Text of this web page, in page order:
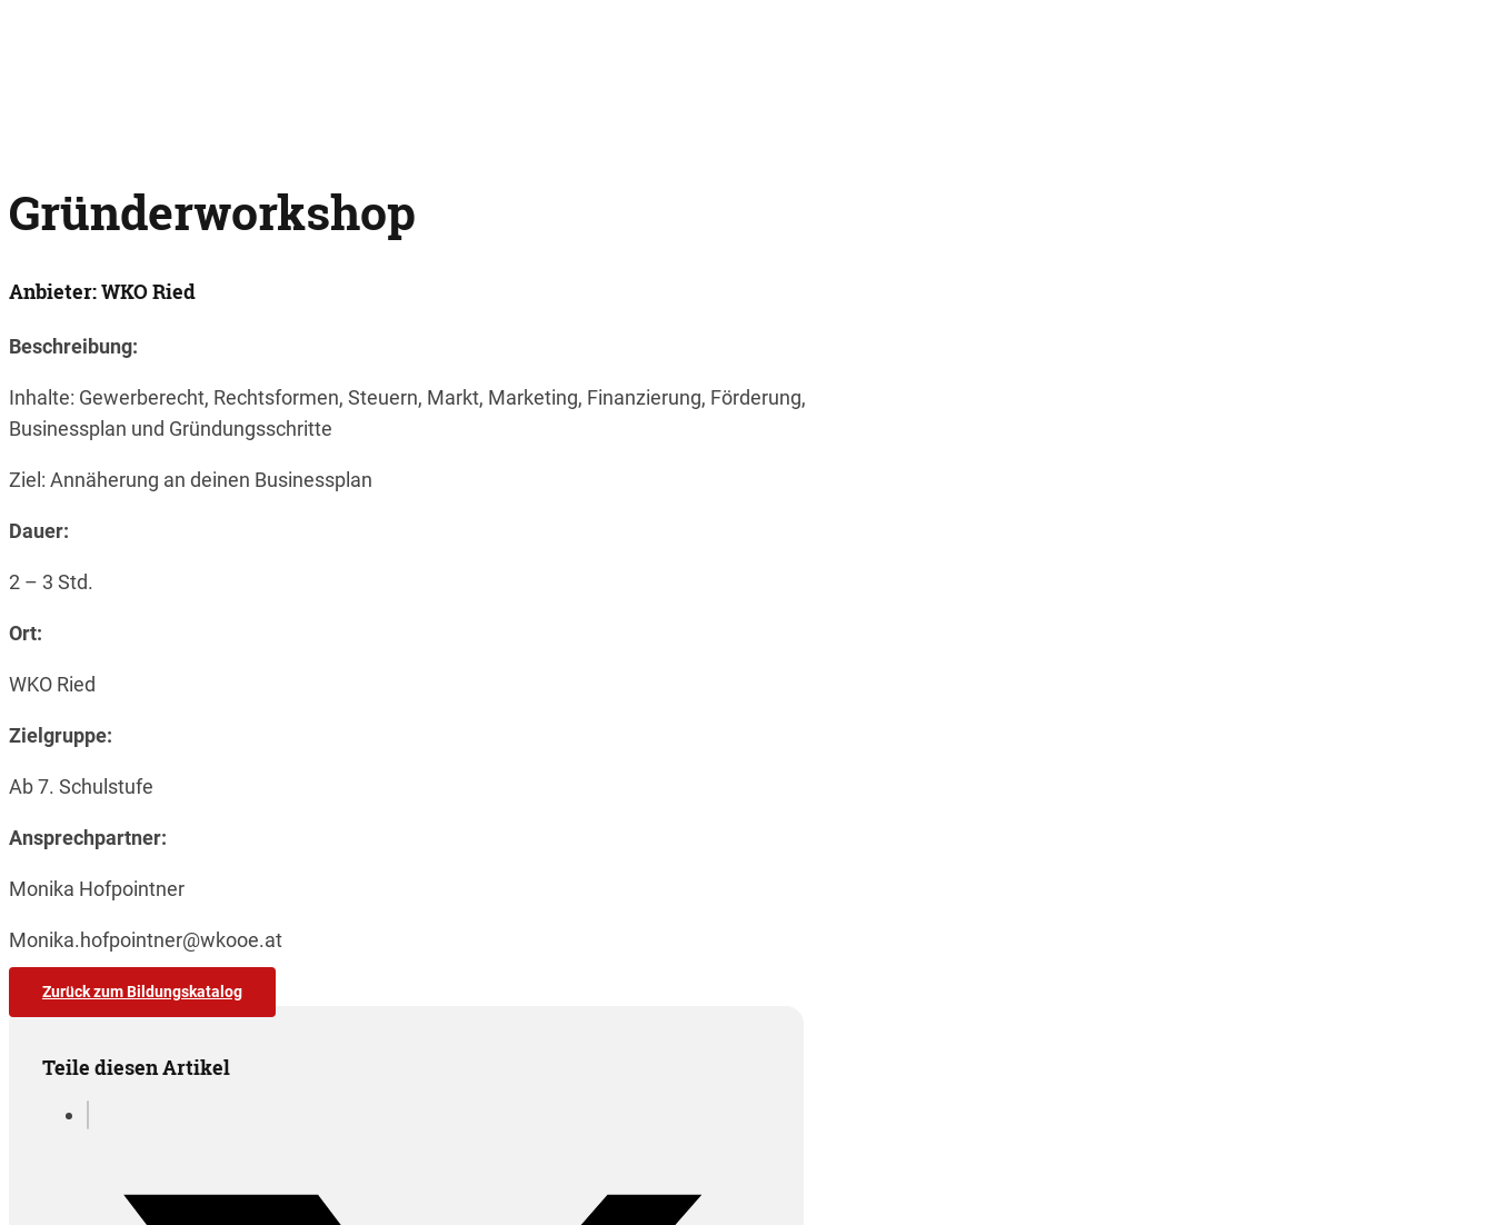
Gründerworkshop
Anbieter: WKO Ried
Beschreibung:
Inhalte: Gewerberecht, Rechtsformen, Steuern, Markt, Marketing, Finanzierung, Förderung,
Businessplan und Gründungsschritte
Ziel: Annäherung an deinen Businessplan
Dauer:
2 – 3 Std.
Ort:
WKO Ried
Zielgruppe:
Ab 7. Schulstufe
Ansprechpartner:
Monika Hofpointner
Monika.hofpointner@wkooe.at
Zurück zum Bildungskatalog
Teile diesen Artikel